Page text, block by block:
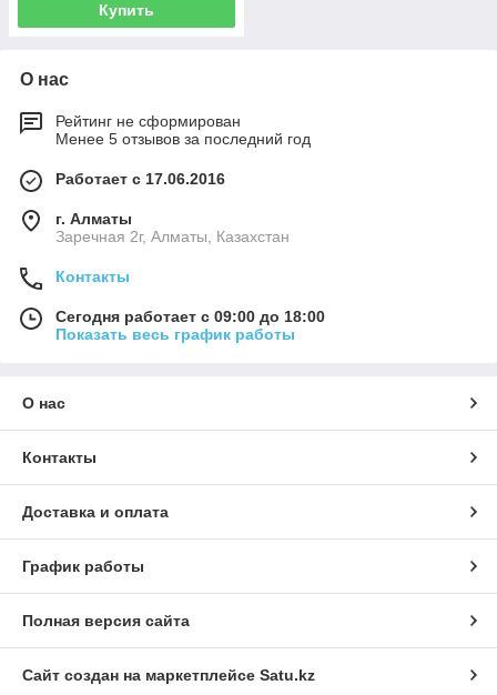
Купить
О нас
Рейтинг не сформирован
Менее 5 отзывов за последний год
Работает с 17.06.2016
г. Алматы
Заречная 2г, Алматы, Казахстан
Контакты
Сегодня работает с 09:00 до 18:00
Показать весь график работы
О нас
Контакты
Доставка и оплата
График работы
Полная версия сайта
Сайт создан на маркетплейсе Satu.kz